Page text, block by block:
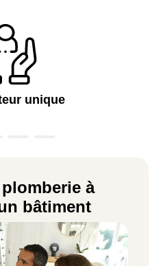
unique
à
bâtiment